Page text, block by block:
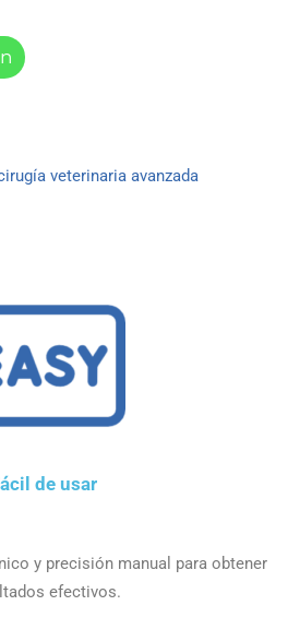
veterinaria avanzada
de usar
y precisión manual para obtener
efectivos.